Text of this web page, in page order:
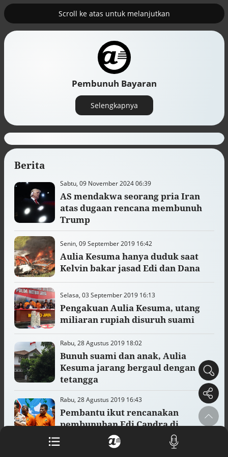
Scroll ke atas untuk melanjutkan
Pembunuh Bayaran
Selengkapnya
Berita
Sabtu, 09 November 2024 06:39
AS mendakwa seorang pria Iran
atas dugaan rencana membunuh
Trump
Senin, 09 September 2019 16:42
Aulia Kesuma hanya duduk saat
Kelvin bakar jasad Edi dan Dana
Selasa, 03 September 2019 16:13
Pengakuan Aulia Kesuma, utang
miliaran rupiah disuruh suami
Rabu, 28 Agustus 2019 18:02
Bunuh suami dan anak, Aulia
Kesuma jarang bergaul dengan
tetangga
Rabu, 28 Agustus 2019 16:43
Pembantu ikut rencanakan
pembunuhan Edi Candra di
Kalibata City
Tambahan TKD menggerakkan 42
kegiatan di Lhokseumawe
Efek jera untuk pejabat abai LHKPN
Alinea.id - Peristiwa
arsip rahasia Vatikan, ada prediksi
tahun Kiamat
Alinea.id - Peristiwa
terhadap PMI di Malaysia
Alinea.id - Peristiwa
DPR minta penerbitan sertifikat pagar
Alinea.id - Peristiwa
Mungkinkah duet Anies-Ahok terealisasi
di Pilpres 2029?
Alinea.id - Politik
Pemprov Sultra klarifikasi isu PT GKP,
imbau masyarakat hormati proses
Alinea.id - Peristiwa